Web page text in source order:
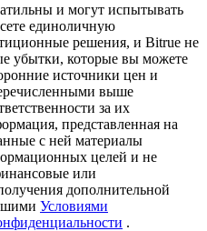
10% APR
Rewards
USDT
и могут испытывать
единоличную
решения, и Bitrue не
убытки, которые вы можете
источники цен и
выше
за их
представленная на
с ней материалы
целей и не
или
дополнительной
Условиями
.